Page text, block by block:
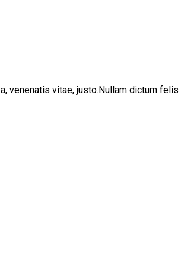
venenatis vitae, justo.Nullam dictum